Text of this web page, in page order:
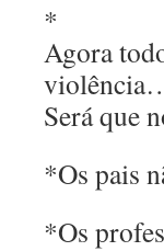
*
Agora
Será que
*Os pais
*Os